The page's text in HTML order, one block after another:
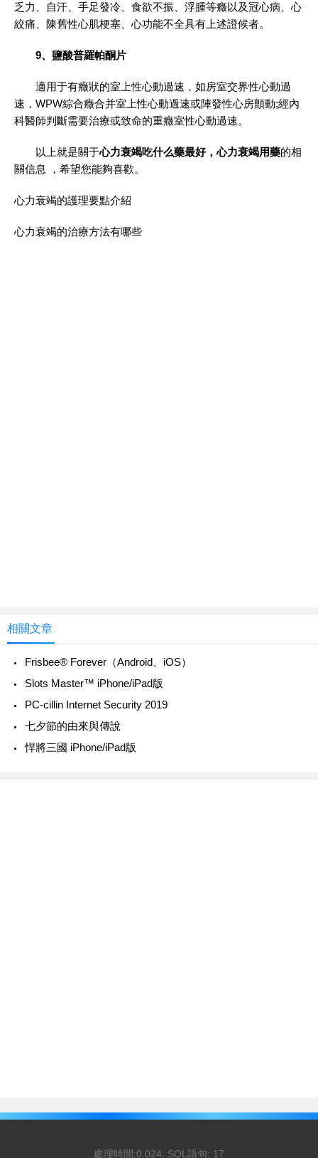
乏力、自汗、手足發冷、食欲不振、浮腫等癥以及冠心病、心
絞痛、陳舊性心肌梗塞、心功能不全具有上述證候者。
9、鹽酸普羅帕酮片
適用于有癥狀的室上性心動過速，如房室交界性心動過
速，WPW綜合癥合并室上性心動過速或陣發性心房顫動;經內
科醫師判斷需要治療或致命的重癥室性心動過速。
以上就是關于心力衰竭吃什么藥最好，心力衰竭用藥的相
關信息 ，希望您能夠喜歡。
心力衰竭的護理要點介紹
心力衰竭的治療方法有哪些
相關文章
‎Frisbee® Forever（Android、iOS）
Slots Master™ iPhone/iPad版
PC-cillin Internet Security 2019
七夕節的由來與傳說
悍將三國 iPhone/iPad版
處理時間:0.024, SQL語句: 17